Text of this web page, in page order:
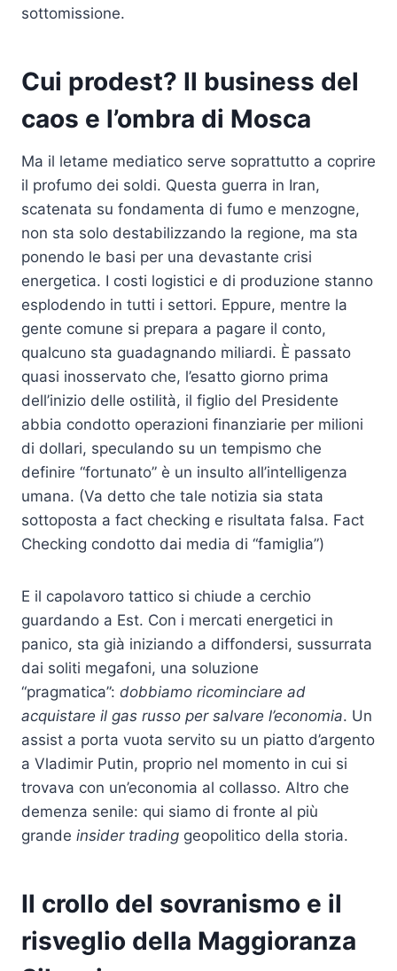
sottomissione.
Cui prodest? Il business del
caos e l’ombra di Mosca
Ma il letame mediatico serve soprattutto a coprire
il profumo dei soldi. Questa guerra in Iran,
scatenata su fondamenta di fumo e menzogne,
non sta solo destabilizzando la regione, ma sta
ponendo le basi per una devastante crisi
energetica. I costi logistici e di produzione stanno
esplodendo in tutti i settori. Eppure, mentre la
gente comune si prepara a pagare il conto,
qualcuno sta guadagnando miliardi. È passato
quasi inosservato che, l’esatto giorno prima
dell’inizio delle ostilità, il figlio del Presidente
abbia condotto operazioni finanziarie per milioni
di dollari, speculando su un tempismo che
definire “fortunato” è un insulto all’intelligenza
umana. (Va detto che tale notizia sia stata
sottoposta a fact checking e risultata falsa. Fact
Checking condotto dai media di “famiglia”)
E il capolavoro tattico si chiude a cerchio
guardando a Est. Con i mercati energetici in
panico, sta già iniziando a diffondersi, sussurrata
dai soliti megafoni, una soluzione
“pragmatica”: dobbiamo ricominciare ad
acquistare il gas russo per salvare l’economia. Un
assist a porta vuota servito su un piatto d’argento
a Vladimir Putin, proprio nel momento in cui si
trovava con un’economia al collasso. Altro che
demenza senile: qui siamo di fronte al più
grande insider trading geopolitico della storia.
Il crollo del sovranismo e il
risveglio della Maggioranza